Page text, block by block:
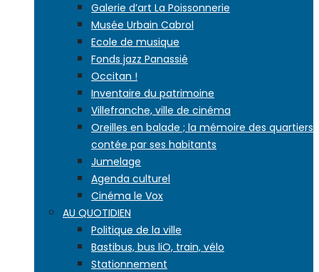
Galerie d’art La Poissonnerie
Musée Urbain Cabrol
Ecole de musique
Fonds jazz Panassié
Occitan !
Inventaire du patrimoine
Villefranche, ville de cinéma
Oreilles en balade ; la mémoire des quartiers
contée par ses habitants
Jumelage
Agenda culturel
Cinéma le Vox
AU QUOTIDIEN
Politique de la ville
Bastibus, bus liO, train, vélo
Stationnement